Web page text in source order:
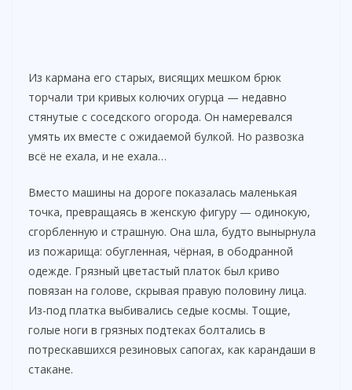
Из кармана его старых, висящих мешком брюк
торчали три кривых колючих огурца — недавно
стянутые с соседского огорода. Он намеревался
умять их вместе с ожидаемой булкой. Но развозка
всё не ехала, и не ехала…
Вместо машины на дороге показалась маленькая
точка, превращаясь в женскую фигуру — одинокую,
сгорбленную и страшную. Она шла, будто вынырнула
из пожарища: обугленная, чёрная, в ободранной
одежде. Грязный цветастый платок был криво
повязан на голове, скрывая правую половину лица.
Из-под платка выбивались седые космы. Тощие,
голые ноги в грязных подтеках болтались в
потрескавшихся резиновых сапогах, как карандаши в
стакане.